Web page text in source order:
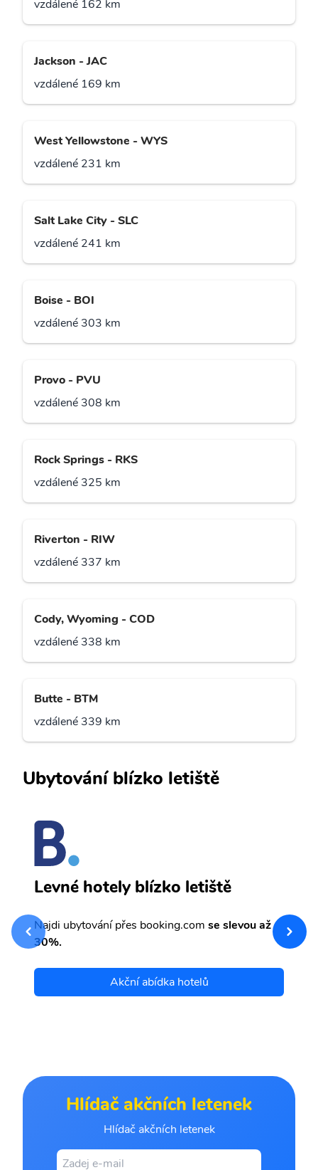
vzdálené 162 km
Jackson - JAC
vzdálené 169 km
West Yellowstone - WYS
vzdálené 231 km
Salt Lake City - SLC
vzdálené 241 km
Boise - BOI
vzdálené 303 km
Provo - PVU
vzdálené 308 km
Rock Springs - RKS
vzdálené 325 km
Riverton - RIW
vzdálené 337 km
Cody, Wyoming - COD
vzdálené 338 km
Butte - BTM
vzdálené 339 km
Ubytování blízko letiště
Levné hotely blízko letiště
Najdi ubytování přes booking.com se slevou až
30%.
Akční abídka hotelů
Hlídač akčních letenek
Hlídač akčních letenek